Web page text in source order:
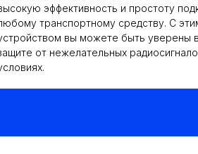
эффективность и простоту
транспортному средству. С
вы можете быть уверены
от нежелательных